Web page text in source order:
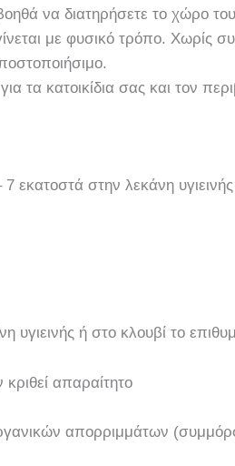
να διατηρήσετε το χώρο
με φυσικό τρόπο. Χωρίς
τα κατοικίδια σας και τον
στην λεκάνη
υγιεινής ή στο κλουβί το
απαραίτητο
απορριμμάτων